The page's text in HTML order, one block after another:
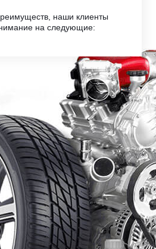
наши клиенты
на следующие: